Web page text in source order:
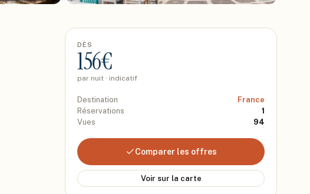
DÈS
156€
par nuit · indicatif
Destination
France
Réservations
1
Vues
94
Comparer les offres
Voir sur la carte